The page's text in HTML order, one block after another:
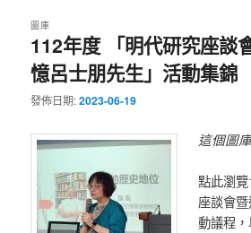
112年度 「明代研究座談
憶呂士朋先生」活動集錦
圖庫
發佈日期:2023-06-19
這個圖
點此瀏
座談會
動議程